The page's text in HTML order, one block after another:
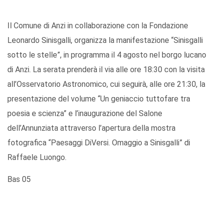
Il Comune di Anzi in collaborazione con la Fondazione
Leonardo Sinisgalli, organizza la manifestazione “Sinisgalli
sotto le stelle”, in programma il 4 agosto nel borgo lucano
di Anzi. La serata prenderà il via alle ore 18:30 con la visita
all’Osservatorio Astronomico, cui seguirà, alle ore 21:30, la
presentazione del volume “Un geniaccio tuttofare tra
poesia e scienza” e l’inaugurazione del Salone
dell’Annunziata attraverso l’apertura della mostra
fotografica “Paesaggi DiVersi. Omaggio a Sinisgalli” di
Raffaele Luongo.
Bas 05